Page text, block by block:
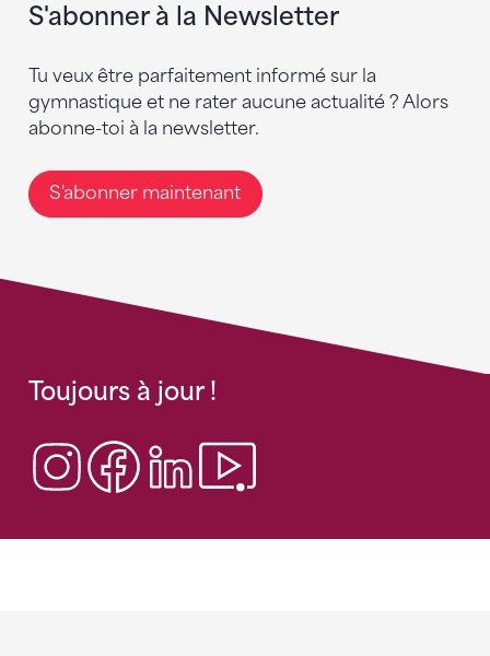
S'abonner à la Newsletter
Tu veux être parfaitement informé sur la
gymnastique et ne rater aucune actualité ? Alors
abonne-toi à la newsletter.
S'abonner maintenant
Toujours à jour !